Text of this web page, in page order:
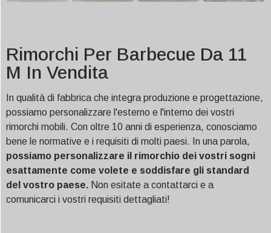
Rimorchi Per Barbecue Da 11
M In Vendita
In qualità di fabbrica che integra produzione e progettazione,
possiamo personalizzare l'esterno e l'interno dei vostri
rimorchi mobili. Con oltre 10 anni di esperienza, conosciamo
bene le normative e i requisiti di molti paesi. In una parola,
possiamo personalizzare il rimorchio dei vostri sogni
esattamente come volete e soddisfare gli standard
del vostro paese. Non esitate a contattarci e a
comunicarci i vostri requisiti dettagliati!